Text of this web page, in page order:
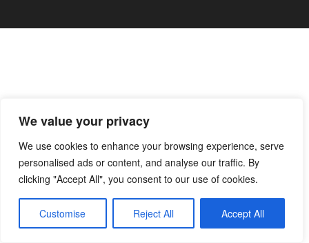
We value your privacy
We use cookies to enhance your browsing experience, serve
personalised ads or content, and analyse our traffic. By
clicking "Accept All", you consent to our use of cookies.
Customise Reject All Accept All